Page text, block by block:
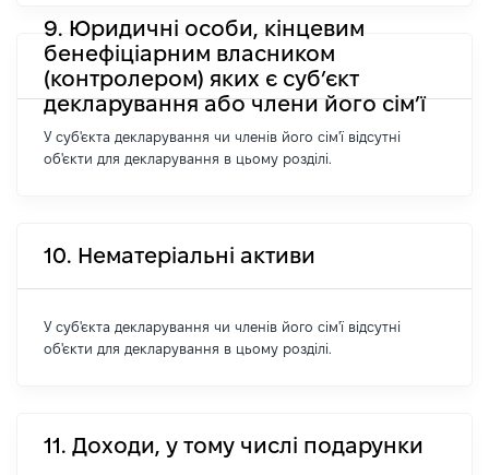
9. Юридичні особи, кінцевим
бенефіціарним власником
(контролером) яких є суб’єкт
декларування або члени його сім’ї
У суб'єкта декларування чи членів його сім'ї відсутні
об'єкти для декларування в цьому розділі.
10. Нематеріальні активи
У суб'єкта декларування чи членів його сім'ї відсутні
об'єкти для декларування в цьому розділі.
11. Доходи, у тому числі подарунки